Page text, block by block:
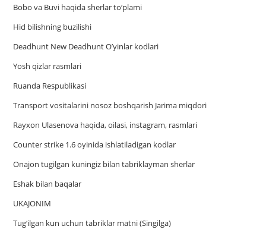
Bobo va Buvi haqida sherlar to‘plami
Hid bilishning buzilishi
Deadhunt New Deadhunt O’yinlar kodlari
Yosh qizlar rasmlari
Ruanda Respublikasi
Trаnsport vositаlаrini nosoz boshqаrish Jаrimа miqdori
Rayxon Ulasenova haqida, oilasi, instagram, rasmlari
Counter strike 1.6 oyinida ishlatiladigan kodlar
Onajon tugilgan kuningiz bilan tabriklayman sherlar
Eshak bilan baqalar
UKAJONIM
Tug‘ilgan kun uchun tabriklar matni (Singilga)